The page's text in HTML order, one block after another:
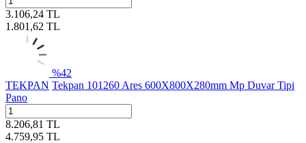
3.106,24 TL
1.801,62 TL
%42
TEKPAN Tekpan 101260 Ares 600X800X280mm Mp Duvar Tipi
Pano
8.206,81 TL
4.759,95 TL